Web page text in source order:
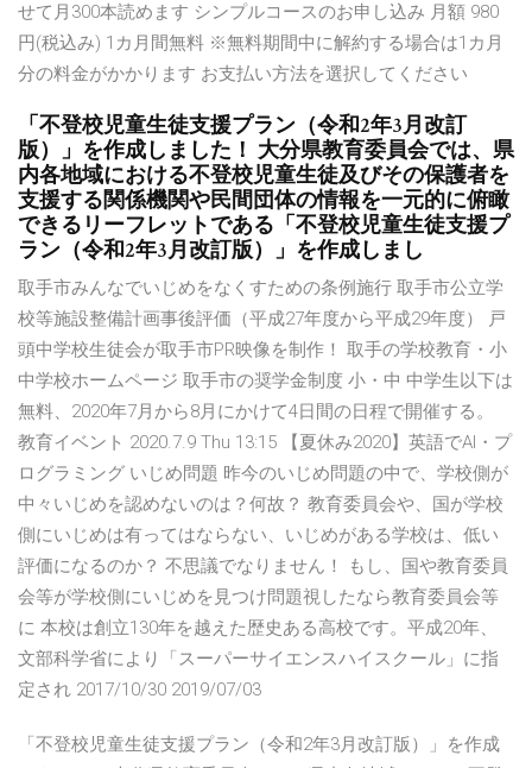
せて月300本読めます シンプルコースのお申し込み 月額 980
円(税込み) 1カ月間無料 ※無料期間中に解約する場合は1カ月
分の料金がかかります お支払い方法を選択してください
「不登校児童生徒支援プラン（令和2年3月改訂
版）」を作成しました！ 大分県教育委員会では、県
内各地域における不登校児童生徒及びその保護者を
支援する関係機関や民間団体の情報を一元的に俯瞰
できるリーフレットである「不登校児童生徒支援プ
ラン（令和2年3月改訂版）」を作成しまし
取手市みんなでいじめをなくすための条例施行 取手市公立学
校等施設整備計画事後評価（平成27年度から平成29年度） 戸
頭中学校生徒会が取手市PR映像を制作！ 取手の学校教育・小
中学校ホームページ 取手市の奨学金制度 小・中 中学生以下は
無料、2020年7月から8月にかけて4日間の日程で開催する。
教育イベント 2020.7.9 Thu 13:15 【夏休み2020】英語でAI・プ
ログラミング いじめ問題 昨今のいじめ問題の中で、学校側が
中々いじめを認めないのは？何故？ 教育委員会や、国が学校
側にいじめは有ってはならない、いじめがある学校は、低い
評価になるのか？ 不思議でなりません！ もし、国や教育委員
会等が学校側にいじめを見つけ問題視したなら教育委員会等
に 本校は創立130年を越えた歴史ある高校です。平成20年、
文部科学省により「スーパーサイエンスハイスクール」に指
定され 2017/10/30 2019/07/03
「不登校児童生徒支援プラン（令和2年3月改訂版）」を作成